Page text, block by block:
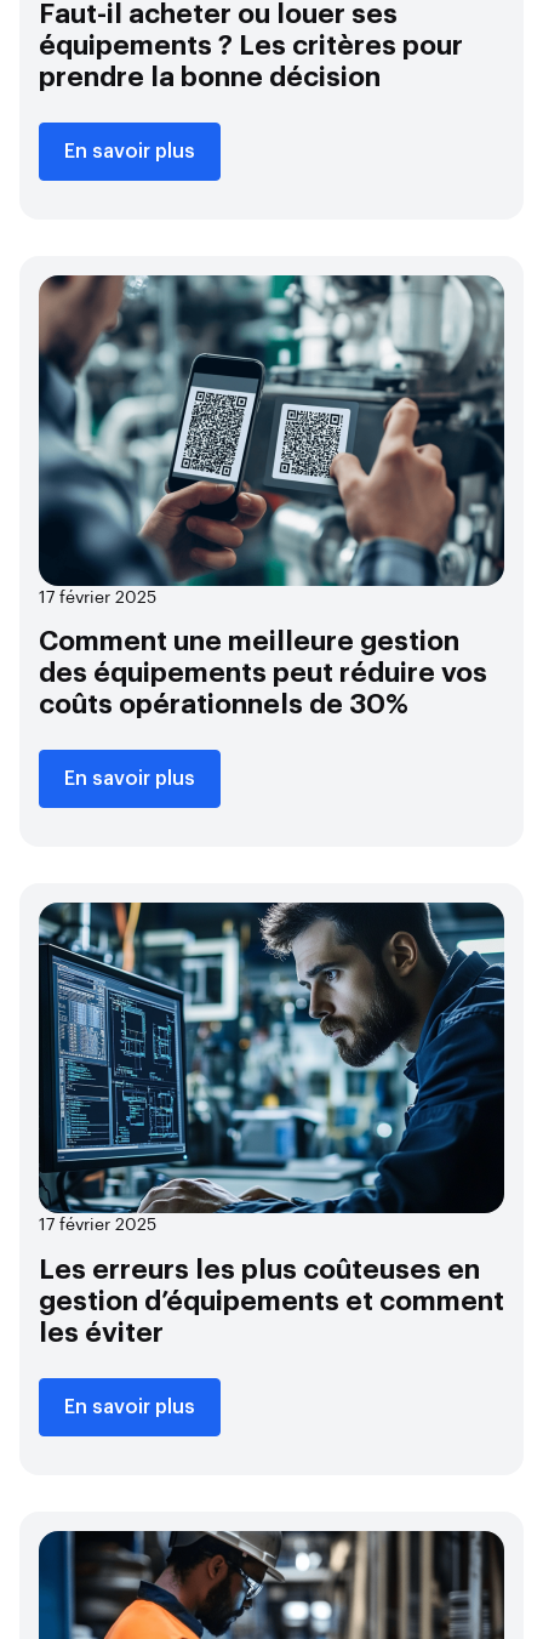
Faut-il acheter ou louer ses
équipements ? Les critères pour
prendre la bonne décision
En savoir plus
17 février 2025
Comment une meilleure gestion
des équipements peut réduire vos
coûts opérationnels de 30%
En savoir plus
17 février 2025
Les erreurs les plus coûteuses en
gestion d’équipements et comment
les éviter
En savoir plus